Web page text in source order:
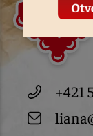
+421